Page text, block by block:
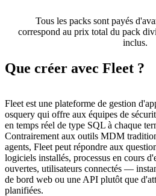
Tous les packs sont payés
correspond au prix total du pack
inclus.
Que créer avec Fleet ?
Fleet est une plateforme de gestion
osquery qui offre aux équipes de
en temps réel de type SQL à chaque
Contrairement aux outils MDM
agents, Fleet peut répondre aux
logiciels installés, processus en cours
ouvertes, utilisateurs connectés —
de bord web ou une API plutôt que
planifiées.